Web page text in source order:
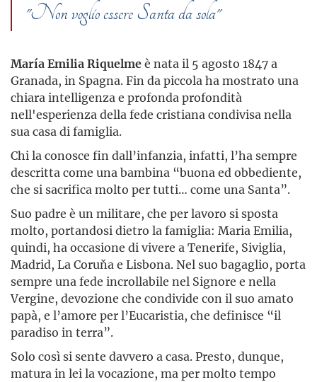
"Non voglio essere Santa da sola"
María Emilia Riquelmeè nata il 5 agosto 1847 a
Granada, in Spagna. Fin da piccola ha mostrato una
chiara intelligenza e profonda profondità
nell'esperienza della fede cristiana condivisa nella
sua casa di famiglia.
Chi la conosce fin dall’infanzia, infatti, l’ha sempre
descritta come una bambina “buona ed obbediente,
che si sacrifica molto per tutti… come una Santa”.
Suo padre è un militare, che per lavoro si sposta
molto, portandosi dietro la famiglia: Maria Emilia,
quindi, ha occasione di vivere a Tenerife, Siviglia,
Madrid, La Coruňa e Lisbona. Nel suo bagaglio, porta
sempre una fede incrollabile nel Signore e nella
Vergine, devozione che condivide con il suo amato
papà, e l’amore per l’Eucaristia, che definisce “il
paradiso in terra”.
Solo così si sente davvero a casa. Presto, dunque,
matura in lei la vocazione, ma per molto tempo